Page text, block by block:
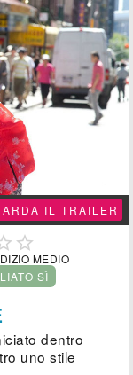
IL TRAILER

MEDIO
SÌ
dentro
uno stile